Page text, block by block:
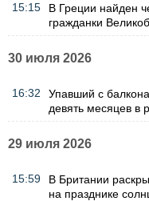
15:15
В Греции найден
гражданки
30 июля 2026
16:32
Упавший с
девять месяцев в
29 июля 2026
15:59
В Британии
на празднике